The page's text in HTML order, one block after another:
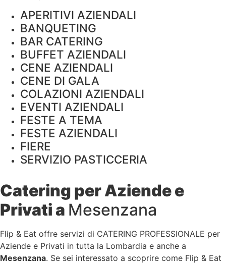
APERITIVI AZIENDALI
BANQUETING
BAR CATERING
BUFFET AZIENDALI
CENE AZIENDALI
CENE DI GALA
COLAZIONI AZIENDALI
EVENTI AZIENDALI
FESTE A TEMA
FESTE AZIENDALI
FIERE
SERVIZIO PASTICCERIA
Catering per Aziende e
Privati a Mesenzana
Flip & Eat offre servizi di CATERING PROFESSIONALE per
Aziende e Privati in tutta la Lombardia e anche a
Mesenzana. Se sei interessato a scoprire come Flip & Eat